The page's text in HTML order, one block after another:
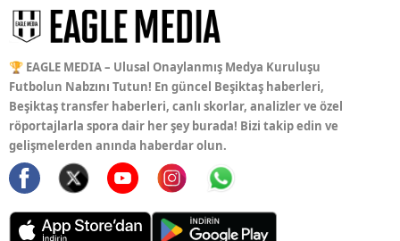
🏆 EAGLE MEDIA – Ulusal Onaylanmış Medya Kuruluşu
Futbolun Nabzını Tutun! En güncel Beşiktaş haberleri,
Beşiktaş transfer haberleri, canlı skorlar, analizler ve özel
röportajlarla spora dair her şey burada! Bizi takip edin ve
gelişmelerden anında haberdar olun.